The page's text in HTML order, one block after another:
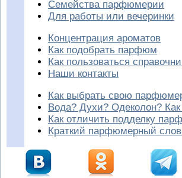
Семейства парфюмерии
Для работы или вечеринки
Концентрация ароматов
Как подобрать парфюм
Как пользоваться
Наши контакты
Как выбрать свою
Вода? Духи? Одеколон? Как
Как отличить подделку
Краткий парфюмерный